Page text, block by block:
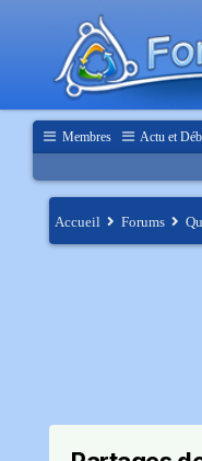
Membres Actu et
Accueil Forums